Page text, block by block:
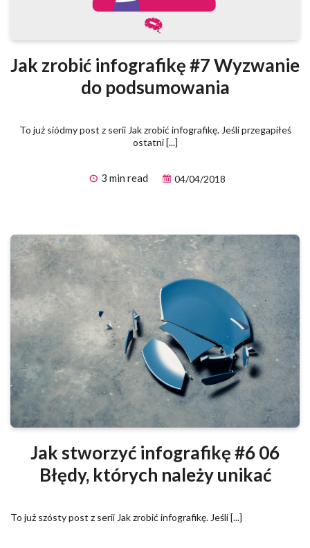
Jak zrobić infografikę #7 Wyzwanie
do podsumowania
To już siódmy post z serii Jak zrobić infografikę. Jeśli przegapiłeś
ostatni [...]
3 min read 04/04/2018
Jak stworzyć infografikę #6 06
Błędy, których należy unikać
To już szósty post z serii Jak zrobić infografikę. Jeśli [...]